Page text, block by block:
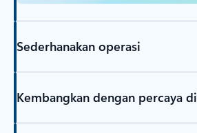
Sederhanakan operasi
Kembangkan dengan percaya